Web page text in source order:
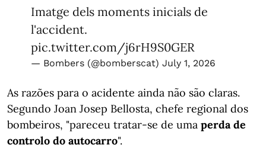
Imatge dels moments inicials de
l'accident.
pic.twitter.com/j6rH9S0GER
— Bombers (@bomberscat) July 1, 2026
As razões para o acidente ainda não são claras.
Segundo Joan Josep Bellosta, chefe regional dos
bombeiros, "pareceu tratar-se de uma perda de
controlo do autocarro".